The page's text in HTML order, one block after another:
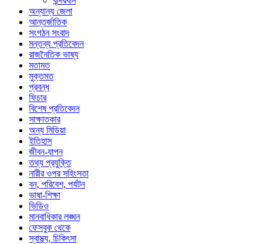
অন্যান্য জেলা
আন্তর্জাতিক
সংগঠন সংবাদ
মন্তব্য প্রতিবেদন
রাজনৈতিক ভাষ্য
মতামত
মুক্তমত
প্রবন্ধ
ফিচার
বিশেষ প্রতিবেদন
সাক্ষাতকার
অন্য মিডিয়া
ইতিহাস
জীবন-যাপন
তথ্য প্রযুক্তি
নারীর ওপর সহিংসতা
বন, পরিবেশ, পর্যটন
ভাষা-শিক্ষা
ভিডিও
মানবাধিকার লঙ্ঘন
ফেসবুক থেকে
স্বাস্থ্য, চিকিৎসা